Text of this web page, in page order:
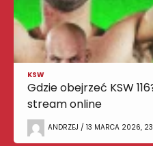
KSW
Gdzie obejrzeć KSW
stream online
ANDRZEJ / 13 MARCA 2026,